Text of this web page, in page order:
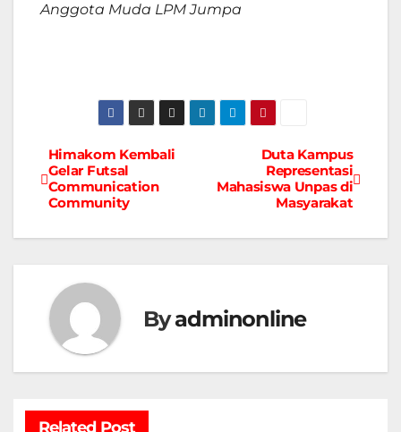
Anggota Muda LPM Jumpa
Navigasi
pos
Duta Kampus
Representasi
Mahasiswa Unpas di
Masyarakat
Himakom Kembali
Gelar Futsal
Communication
Community
Byadminonline
Related Post